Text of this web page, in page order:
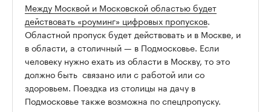
Между Москвой и Московской областью будет
действовать «роуминг» цифровых пропусков.
Областной пропуск будет действовать и в Москве, и
в области, а столичный — в Подмосковье. Если
человеку нужно ехать из области в Москву, то это
должно быть связано или с работой или со
здоровьем. Поездка из столицы на дачу в
Подмосковье также возможна по спецпропуску.